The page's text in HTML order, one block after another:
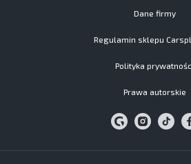
Dane firmy
Regulamin sklepu
Polityka
Prawa autorskie